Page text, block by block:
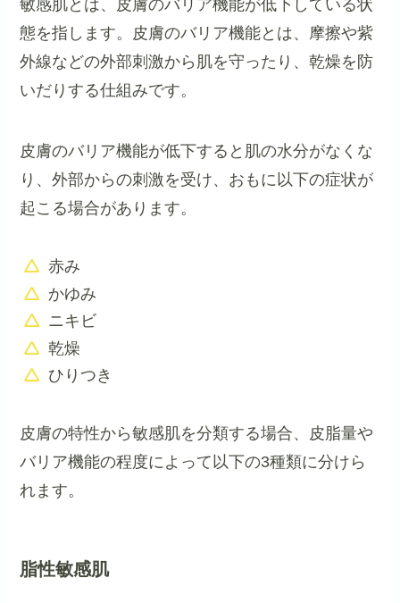
敏感肌とは、皮膚のバリア機能が低下している状
態を指します。皮膚のバリア機能とは、摩擦や紫
外線などの外部刺激から肌を守ったり、乾燥を防
いだりする仕組みです。
皮膚のバリア機能が低下すると肌の水分がなくな
り、外部からの刺激を受け、おもに以下の症状が
起こる場合があります。
赤み
かゆみ
ニキビ
乾燥
ひりつき
皮膚の特性から敏感肌を分類する場合、皮脂量や
バリア機能の程度によって以下の3種類に分けら
れます。
脂性敏感肌